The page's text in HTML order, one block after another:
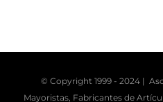
© Copyright 1999 - 2024 |
Mayoristas, Fabricantes de